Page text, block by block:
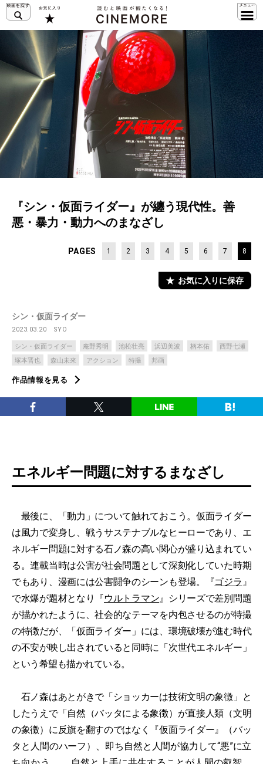
『シン・仮面ライダー』が纏う現代性。善
悪・暴力・動力へのまなざし
PAGES 1 2 3 4 5 6 7 8
お気に入りに保存
シン・仮面ライダー
2023.03.20 SYO
シン・仮面ライダー 庵野秀明 池松壮亮 浜辺美波 柄本佑
西野七瀬
塚本晋也
森山未來 アクション 特撮 邦画
作品情報を見る
エネルギー問題に対するまなざし
最後に、「動力」について触れておこう。仮面ライダー
は風力で変身し、戦うサステナブルなヒーローであり、エ
ネルギー問題に対する石ノ森の高い関心が盛り込まれてい
る。連載当時は公害が社会問題として深刻化していた時期
でもあり、漫画には公害闘争のシーンも登場。『ゴジラ 』
で水爆が題材となり『ウルトラマン』シリーズで差別問題
が描かれたように、社会的なテーマを内包させるのが特撮
の特徴だが、「仮面ライダー」には、環境破壊が進む時代
の不安が映し出されていると同時に「次世代エネルギー」
という希望も描かれている。
石ノ森はあとがきで「ショッカーは技術文明の象徴」と
したうえで「自然（バッタによる象徴）が直接人類（文明
の象徴）に反旗を翻すのではなく『仮面ライダー』（バッ
タと人間のハーフ）、即ち自然と人間が協力して“悪”に立